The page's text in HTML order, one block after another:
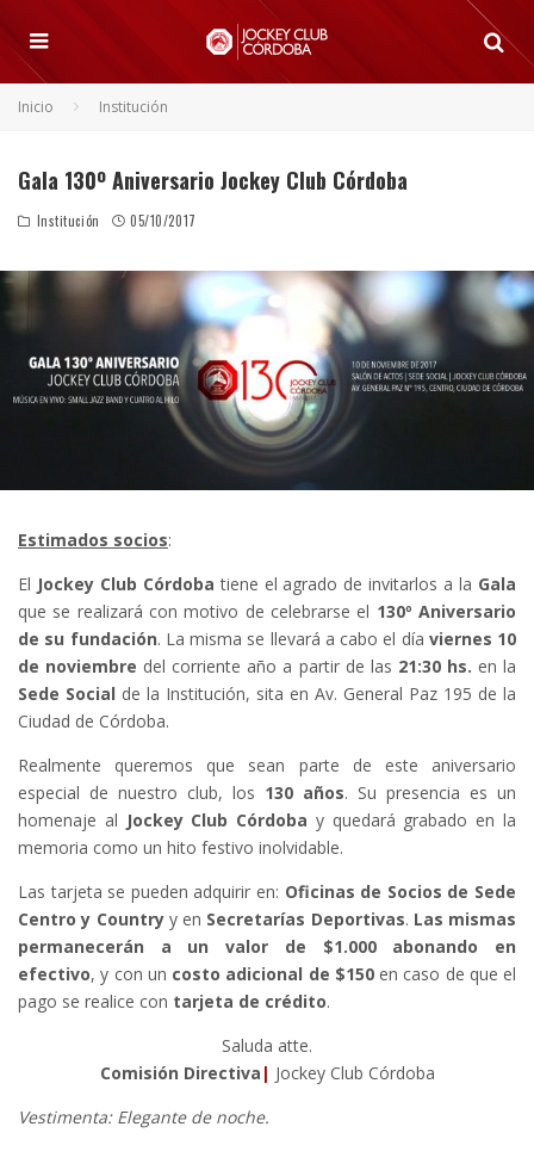
Inicio Institución
Gala 130º Aniversario Jockey Club Córdoba
Institución 05/10/2017
Estimados socios:
El Jockey Club Córdoba tiene el agrado de invitarlos a la Gala
que se realizará con motivo de celebrarse el 130º Aniversario
de su fundación. La misma se llevará a cabo el día viernes 10
de noviembre del corriente año a partir de las 21:30 hs. en la
Sede Social de la Institución, sita en Av. General Paz 195 de la
Ciudad de Córdoba.
Realmente queremos que sean parte de este aniversario
especial de nuestro club, los 130 años. Su presencia es un
homenaje al Jockey Club Córdoba y quedará grabado en la
memoria como un hito festivo inolvidable.
Las tarjeta se pueden adquirir en: Oficinas de Socios de Sede
Centro y Countryy en Secretarías Deportivas. Las mismas
permanecerán a un valor de
$1.000 abonando en
efectivo, y con un costo adicional de $150en caso de que el
pago se realice con tarjeta de crédito.
Saluda atte.
Comisión Directiva | Jockey Club Córdoba
Vestimenta: Elegante de noche.